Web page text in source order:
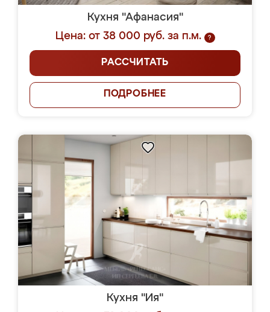
Кухня "Афанасия"
Цена: от 38 000 руб. за п.м.
?
РАССЧИТАТЬ
ПОДРОБНЕЕ
Кухня "Ия"